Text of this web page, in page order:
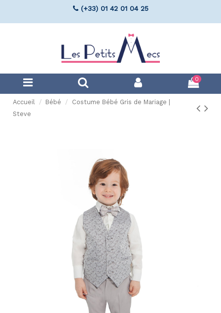
(+33) 01 42 01 04 25
0
Accueil Bébé
Costume Bébé Gris de Mariage |
Steve